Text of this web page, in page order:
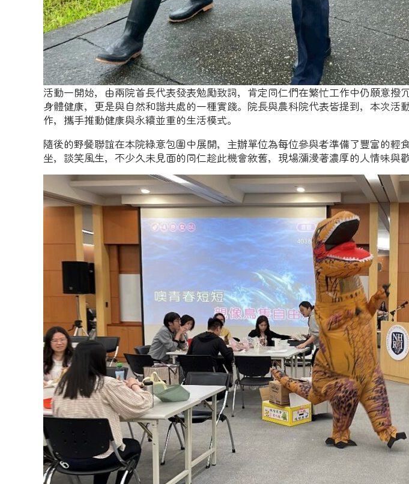
活動一開始，由兩院首長代表發表勉勵致詞，肯定同仁們在繁忙工作中仍願意
身體健康，更是與自然和諧共處的一種實踐。院長與農科院代表皆提到，本次
作，攜手推動健康與永續並重的生活模式。
隨後的野餐聯誼在本院綠意包圍中展開，主辦單位為每位參與者準備了豐富的
坐，談笑風生，不少久未見面的同仁趁此機會敘舊，現場瀰漫著濃厚的人情味與歡